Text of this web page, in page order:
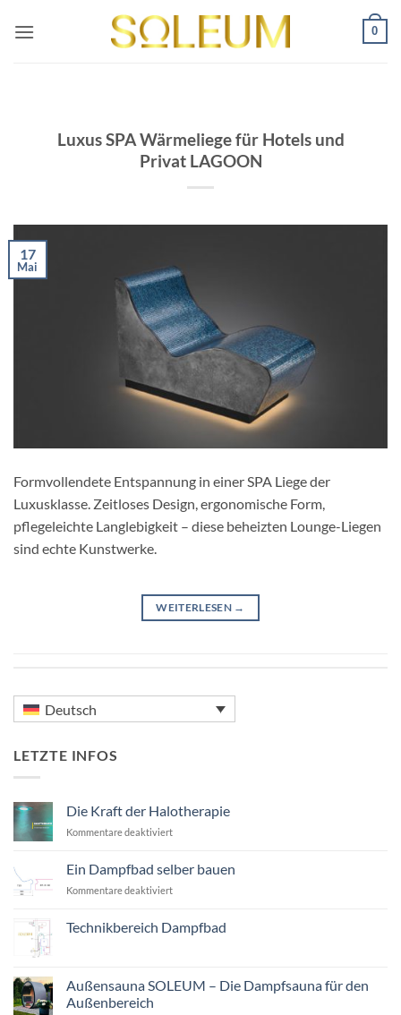
Inhalt
0
Luxus SPA Wärmeliege für Hotels und
Privat LAGOON
17
Mai
Formvollendete Entspannung in einer SPA Liege der
Luxusklasse. Zeitloses Design, ergonomische Form,
pflegeleichte Langlebigkeit – diese beheizten Lounge-Liegen
sind echte Kunstwerke.
WEITERLESEN →
Deutsch
LETZTE INFOS
Die Kraft der Halotherapie
Kommentare deaktiviertfür
der
Halotherapie
Ein Dampfbad selber bauen
Kommentare deaktiviertfür
selber
Technikbereich Dampfbad
Technikbereich
Dampfbad
Außensauna SOLEUM – Die Dampfsauna für den
Außenbereich